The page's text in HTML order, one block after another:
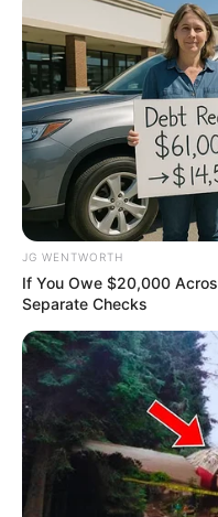
เนื้อหาที่ได้รับการโปรโมต
CVS Hides This $1
It's Really In.
FRIDAY PLANS
JG WENTWORTH
If You Owe $20,000
Separate Checks